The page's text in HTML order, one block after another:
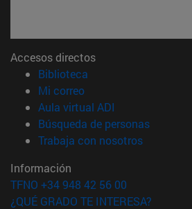
Accesos directos
Biblioteca
Mi correo(abre en nueva
Aula virtual ADI
Búsqueda de personas(abre en
Trabaja con nosotros(abre en
Información
TFNO +34 948 42 56 00
¿QUÉ GRADO TE INTERESA?